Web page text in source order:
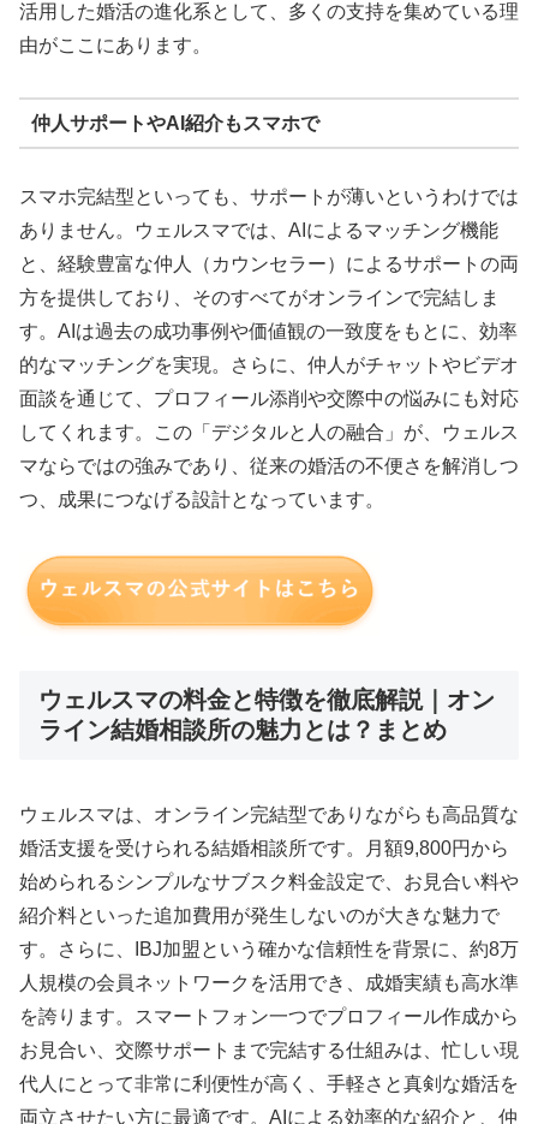
活用した婚活の進化系として、多くの支持を集めている理
由がここにあります。
仲人サポートやAI紹介もスマホで
スマホ完結型といっても、サポートが薄いというわけでは
ありません。ウェルスマでは、AIによるマッチング機能
と、経験豊富な仲人（カウンセラー）によるサポートの両
方を提供しており、そのすべてがオンラインで完結しま
す。AIは過去の成功事例や価値観の一致度をもとに、効率
的なマッチングを実現。さらに、仲人がチャットやビデオ
面談を通じて、プロフィール添削や交際中の悩みにも対応
してくれます。この「デジタルと人の融合」が、ウェルス
マならではの強みであり、従来の婚活の不便さを解消しつ
つ、成果につなげる設計となっています。
ウェルスマの料金と特徴を徹底解説｜オン
ライン結婚相談所の魅力とは？まとめ
ウェルスマは、オンライン完結型でありながらも高品質な
婚活支援を受けられる結婚相談所です。月額9,800円から
始められるシンプルなサブスク料金設定で、お見合い料や
紹介料といった追加費用が発生しないのが大きな魅力で
す。さらに、IBJ加盟という確かな信頼性を背景に、約8万
人規模の会員ネットワークを活用でき、成婚実績も高水準
を誇ります。スマートフォン一つでプロフィール作成から
お見合い、交際サポートまで完結する仕組みは、忙しい現
代人にとって非常に利便性が高く、手軽さと真剣な婚活を
両立させたい方に最適です。AIによる効率的な紹介と、仲